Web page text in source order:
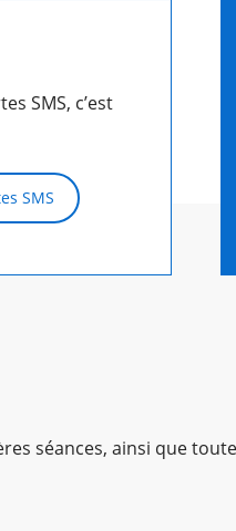
SMS, c’est
SMS
séances, ainsi que